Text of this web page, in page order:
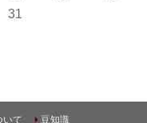
31
いて 豆知識